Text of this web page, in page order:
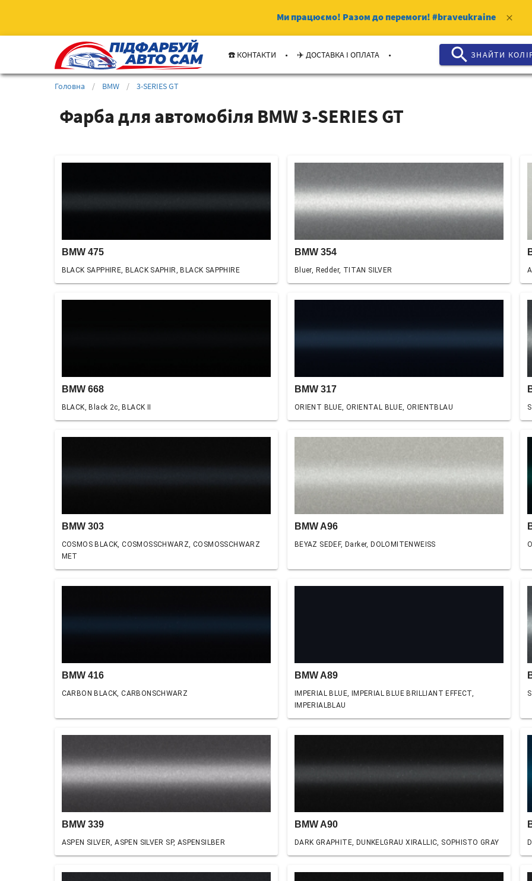
Ми працюємо! Разом до перемоги! #braveukraine clear
☎️ КОНТАКТИ . ✈️ ДОСТАВКА І ОПЛАТА . search ЗНАЙТИ
Головна / BMW / 3-SERIES GT
Фарба для автомобіля BMW 3-SERIES GT
BMW 475
BLACK SAPPHIRE, BLACK SAPHIR, BLACK SAPPHIRE
BMW 354
Bluer, Redder, TITAN SILVER
BMW 668
BLACK, Black 2c, BLACK II
BMW 317
ORIENT BLUE, ORIENTAL BLUE, ORIENTBLAU
BMW 303
COSMOS BLACK, COSMOSSCHWARZ, COSMOSSCHWARZ
MET
BMW A96
BEYAZ SEDEF, Darker, DOLOMITENWEISS
BMW 416
CARBON BLACK, CARBONSCHWARZ
BMW A89
IMPERIAL BLUE, IMPERIAL BLUE BRILLIANT EFFECT,
IMPERIALBLAU
BMW 339
ASPEN SILVER, ASPEN SILVER SP, ASPENSILBER
BMW A90
DARK GRAPHITE, DUNKELGRAU XIRALLIC, SOPHISTO GRAY